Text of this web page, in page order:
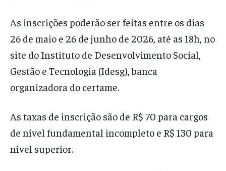
As inscrições poderão ser feitas entre os dias
26 de maio e 26 de junho de 2026, até as 18h, no
site do Instituto de Desenvolvimento Social,
Gestão e Tecnologia (Idesg), banca
organizadora do certame.
As taxas de inscrição são de R$ 70 para cargos
de nível fundamental incompleto e R$ 130 para
nível superior.